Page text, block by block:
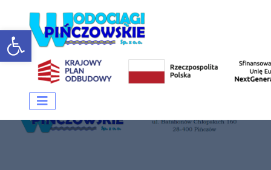
Open toolbar